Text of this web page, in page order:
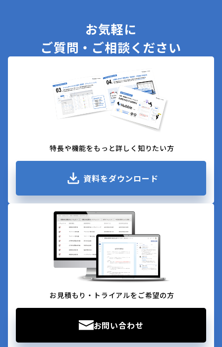
お気軽に
ご質問・ご相談ください
特長や機能をもっと詳しく知りたい方
資料をダウンロード
お見積もり・トライアルをご希望の方
お問い合わせ